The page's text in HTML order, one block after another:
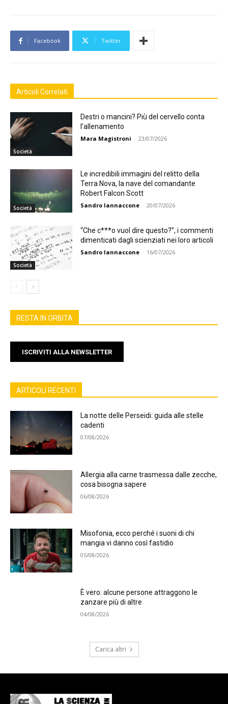
Facebook Twitter
Articoli Correlati
Società
Destri o mancini? Più del cervello conta
l’allenamento
Mara Magistroni - 23/07/2026
Società
Le incredibili immagini del relitto della
Terra Nova, la nave del comandante
Robert Falcon Scott
Sandro Iannaccone - 20/07/2026
Società
“Che c***o vuol dire questo?”, i commenti
dimenticati dagli scienziati nei loro articoli
Sandro Iannaccone - 16/07/2026
RESTA IN ORBITA
ISCRIVITI ALLA NEWSLETTER
ARTICOLI RECENTI
La notte delle Perseidi: guida alle stelle
cadenti
07/08/2026
Allergia alla carne trasmessa dalle zecche,
cosa bisogna sapere
06/08/2026
Misofonia, ecco perché i suoni di chi
mangia vi danno così fastidio
05/08/2026
È vero: alcune persone attraggono le
zanzare più di altre
04/08/2026
Carica altri